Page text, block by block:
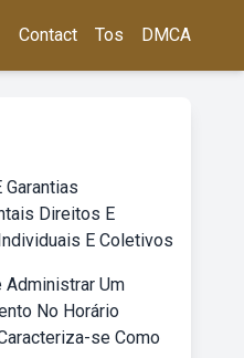
Contact Tos DMCA
Direitos E
E Coletivos
Administrar Um
No Horário
se Como